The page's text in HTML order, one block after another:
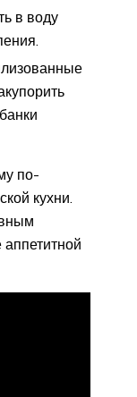
в воду
по-
кухни.